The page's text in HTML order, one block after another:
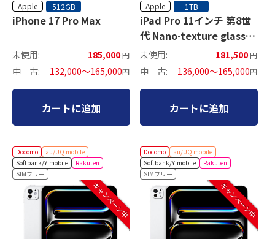
Apple 512GB
iPhone 17 Pro Max
未使用: 185,000円
中 古: 132,000～165,000円
カートに追加
Apple 1TB
iPad Pro 11インチ 第8世
代 Nano-texture glass
セルラーモデル
未使用: 181,500円
中 古: 136,000～165,000円
カートに追加
Docomo
au/UQ mobile
Softbank/Y!mobile
Rakuten
SIMフリー
キャンペーン中
Docomo
au/UQ mobile
Softbank/Y!mobile
Rakuten
SIMフリー
キャンペーン中